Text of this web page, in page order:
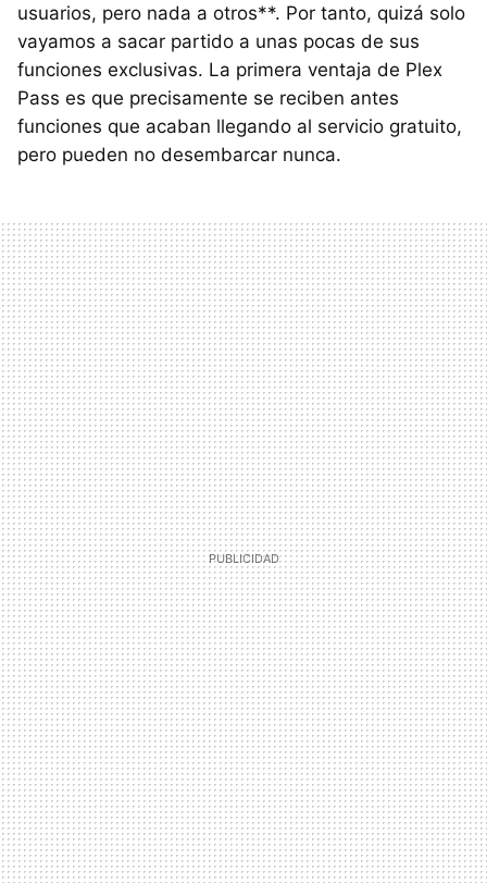
usuarios, pero nada a otros**. Por tanto, quizá solo
vayamos a sacar partido a unas pocas de sus
funciones exclusivas. La primera ventaja de Plex
Pass es que precisamente se reciben antes
funciones que acaban llegando al servicio gratuito,
pero pueden no desembarcar nunca.